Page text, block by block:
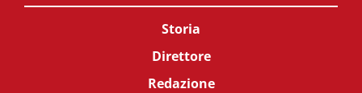
Storia
Direttore
Redazione